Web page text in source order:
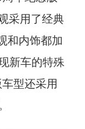
采用了经典
和内饰都加
新车的特殊
型还采用